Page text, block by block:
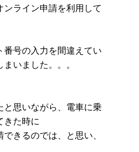
ライン申請を利用して
号の入力を間違えてい
いました。。。
と思いながら、電車に乗
きた時に
きるのでは、と思い、